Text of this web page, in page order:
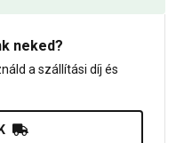
neked?
a szállítási díj és